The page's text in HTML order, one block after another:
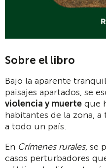
Sobre el libro
Bajo la aparente
paisajes apartados, se
violencia y muerte que
habitantes de la zona,
a todo un país.
En Crímenes rurales, se
casos perturbadores